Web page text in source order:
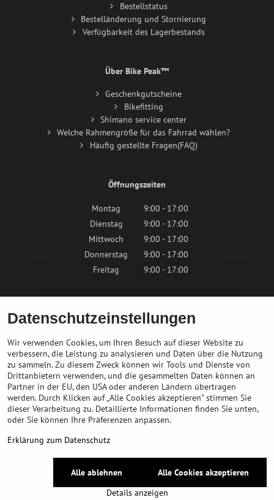
Bestellstatus
Bestelländerung und Stornierung
Verfügbarkeit des Lagerbestands
Über Bike Peak™
Geschenkgutscheine
Bikefitting
Shimano service center
Welche Rahmengröße für das Fahrrad wählen?
Häufig gestellte Fragen(FAQ)
Öffnungszeiten
Montag
9:00 - 17:00
Dienstag
9:00 - 17:00
Mittwoch
9:00 - 17:00
Donnerstag
9:00 - 17:00
Freitag
9:00 - 17:00
Samstag
9:00 - 12:00
Sonntag
Geschlossen
Kontaktieren Sie uns
info@bikepeak.de
+436764858804
Zum Geschäft navigieren
©
Urheberrecht
Erklärung zum Datenschutz
Website erstellt mit:BiznisWeb.sk
Datenschutzeinstellungen
Wir verwenden Cookies, um Ihren Besuch auf dieser Website zu
verbessern, die Leistung zu analysieren und Daten über die Nutzung
zu sammeln. Zu diesem Zweck können wir Tools und Dienste von
Drittanbietern verwenden, und die gesammelten Daten können an
Partner in der EU, den USA oder anderen Ländern übertragen
werden. Durch Klicken auf „Alle Cookies akzeptieren" stimmen Sie
dieser Verarbeitung zu. Detaillierte Informationen finden Sie unten,
oder Sie können Ihre Präferenzen anpassen.
Erklärung zum Datenschutz
Details anzeigen
Alle Cookies akzeptieren
Alle ablehnen